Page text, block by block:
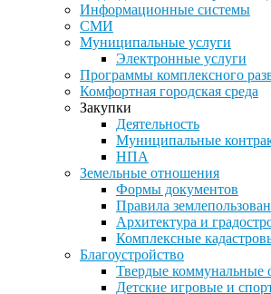
Информационные системы
СМИ
Муниципальные услуги
Электронные услуги
Программы комплексного
Комфортная городская среда
Закупки
Деятельность
Муниципальные
НПА
Земельные отношения
Формы документов
Правила
Архитектура и
Комплексные
Благоустройство
Твердые коммунальные
Детские игровые и